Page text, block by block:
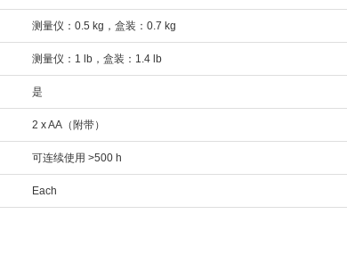
测量仪：0.5 kg，盒装：0.7 kg
测量仪：1 lb，盒装：1.4 lb
是
2 x AA（附带）
可连续使用 >500 h
Each